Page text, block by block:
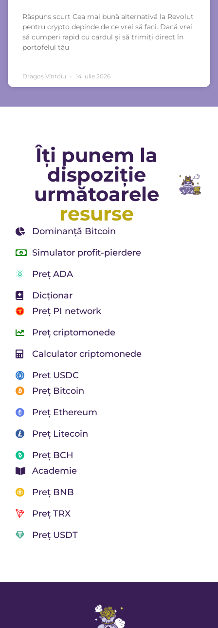
Răspuns scurt Cea mai bună alternativă la Revolut
pentru crypto depinde de ce vrei să faci. Dacă vrei
să cumperi rapid cu cardul și să trimiți direct în
portofelul tău
Dragoș Vîntoiu 14 iulie 2026
Îți punem la
dispoziție
următoarele
resurse
Dominanță Bitcoin
Simulator profit-pierdere
Preț ADA
Dicționar
Preț PI network
Preț criptomonede
Calculator criptomonede
Pret USDC
Preț Bitcoin
Preț Ethereum
Preț Litecoin
Preț BCH
Academie
Preț BNB
Preț TRX
Preț USDT